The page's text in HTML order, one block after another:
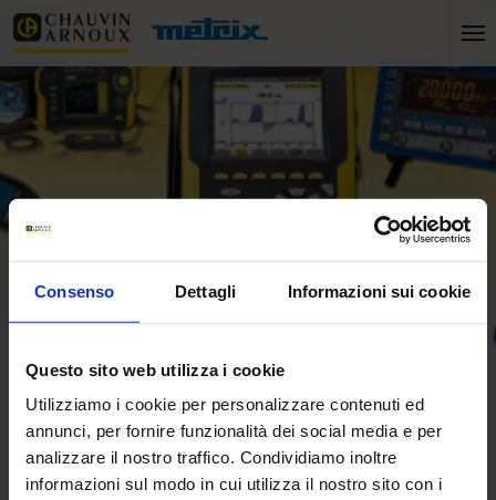
Consenso Dettagli Informazioni sui cookie
Questo sito web utilizza i cookie
Utilizziamo i cookie per personalizzare contenuti ed
annunci, per fornire funzionalità dei social media e per
analizzare il nostro traffico. Condividiamo inoltre
informazioni sul modo in cui utilizza il nostro sito con i
Home Pubblicazioni Videos Chauvin Arnoux